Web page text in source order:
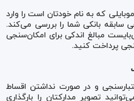
که به نام خودتان است را وارد
سابقه بانکی شما را بررسی می‌کند.
مبالغ اندکی برای امکان‌سنجی
پرداخت کنید.
و در صورت نداشتن اقساط
تصویر مدارکتان را بارگذاری